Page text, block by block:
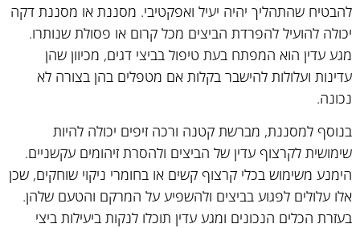
להבטיח שהתהליך יהיה יעיל ואפקטיבי. מסננת או מסננת דקה
יכולה להועיל להפרדת הביצים מכל קרום או פסולת שנותרו.
מגע עדין הוא המפתח בעת טיפול בביצי דגים, מכיוון שהן
עדינות ועלולות להישבר בקלות אם מטפלים בהן בצורה לא
נכונה.
בנוסף למסננת, מברשת קטנה ורכה זיפים יכולה להיות
שימושית לקרצוף עדין של הביצים ולהסרת זיהומים עקשניים.
הימנע משימוש בכלי קרצוף קשים או בחומרי ניקוי שוחקים, שכן
אלו עלולים לפגוע בביצים ולהשפיע על המרקם והטעם שלהן.
בעזרת הכלים הנכונים ומגע עדין תוכלו לנקות ביעילות ביצי